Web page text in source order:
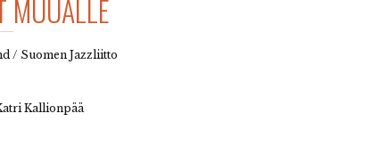
MUUALLE
/ Suomen Jazzliitto
Kallionpää